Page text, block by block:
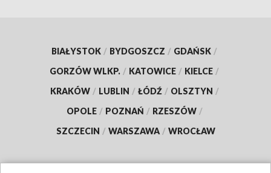
BIAŁYSTOK / BYDGOSZCZ / GDAŃSK /
GORZÓW WLKP. / KATOWICE / KIELCE /
KRAKÓW / LUBLIN / ŁÓDŹ / OLSZTYN /
OPOLE / POZNAŃ / RZESZÓW /
SZCZECIN / WARSZAWA / WROCŁAW